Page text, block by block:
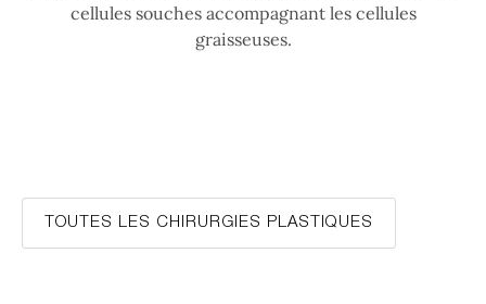
cellules souches accompagnant les cellules
graisseuses.
TOUTES LES CHIRURGIES PLASTIQUES